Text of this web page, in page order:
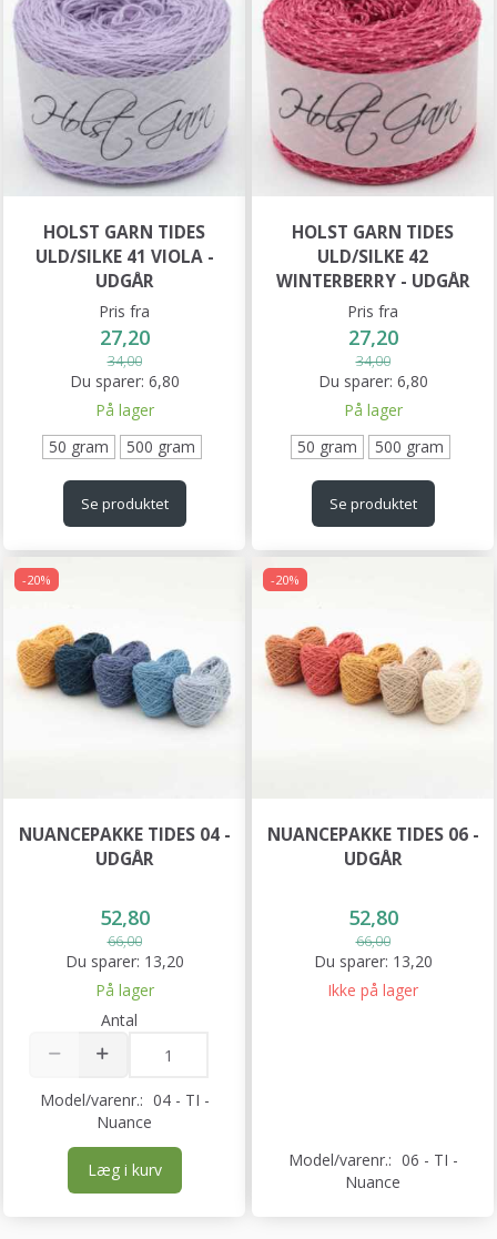
HOLST GARN TIDES
ULD/SILKE 41 VIOLA -
UDGÅR
Pris fra
27,20
34,00
Du sparer: 6,80
På lager
50 gram
500 gram
Se produktet
HOLST GARN TIDES
ULD/SILKE 42
WINTERBERRY - UDGÅR
Pris fra
27,20
34,00
Du sparer: 6,80
På lager
50 gram
500 gram
Se produktet
-20%
NUANCEPAKKE TIDES 04 -
UDGÅR
52,80
66,00
Du sparer: 13,20
På lager
Antal
Model/varenr.: 04 - TI -
Nuance
Læg i kurv
-20%
NUANCEPAKKE TIDES 06 -
UDGÅR
52,80
66,00
Du sparer: 13,20
Ikke på lager
Model/varenr.: 06 - TI -
Nuance